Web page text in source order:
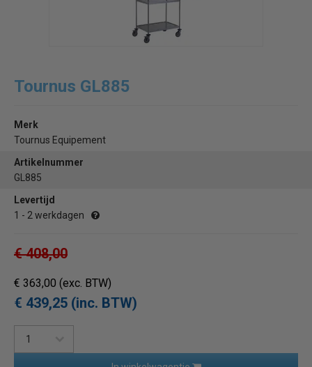
Tournus GL885
Merk
Tournus Equipement
Artikelnummer
GL885
Levertijd
1 - 2 werkdagen
€ 408,00
€ 363,00 (exc. BTW)
€ 439,25 (inc. BTW)